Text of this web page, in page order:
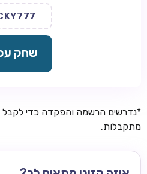
שחק
*נדרשים הרשמה והפקדה כדי לקבל
מתקבלות.